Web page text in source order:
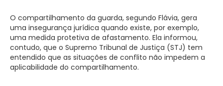
O compartilhamento da guarda, segundo Flávia, gera
uma insegurança jurídica quando existe, por exemplo,
uma medida protetiva de afastamento. Ela informou,
contudo, que o Supremo Tribunal de Justiça (STJ) tem
entendido que as situações de conflito não impedem a
aplicabilidade do compartilhamento.